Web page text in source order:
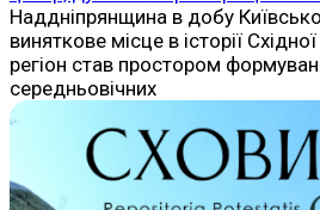
Наддніпрянщина в добу
виняткове місце в історії
регіон став простором
середньовічних